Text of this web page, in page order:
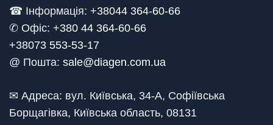
☎ Інформація: +38044 364-60-66
✆ Офіс: +380 44 364-60-66
+38073 553-53-17
@ Пошта: sale@diagen.com.ua
✉ Адреса: вул. Київська, 34-А, Софіївська
Борщагівка, Київська область, 08131